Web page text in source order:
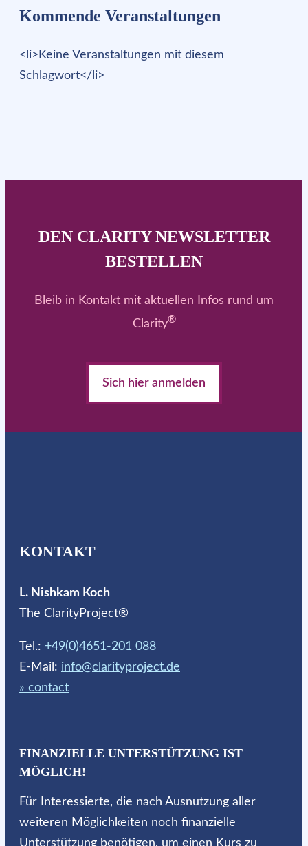
Kommende Veranstaltungen
<li>Keine Veranstaltungen mit diesem
Schlagwort</li>
DEN CLARITY NEWSLETTER
BESTELLEN
Bleib in Kontakt mit aktuellen Infos rund um
Clarity®
Sich hier anmelden
KONTAKT
L. Nishkam Koch
The ClarityProject®
Tel.: +49(0)4651-201 088
E-Mail: info@clarityproject.de
» contact
FINANZIELLE UNTERSTÜTZUNG IST
MÖGLICH!
Für Interessierte, die nach Ausnutzung aller
weiteren Möglichkeiten noch finanzielle
Unterstützung benötigen, um einen Kurs zu